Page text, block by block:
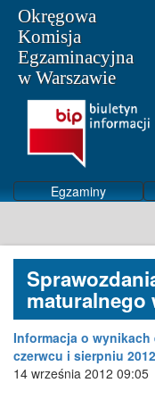
Okręgowa
Komisja
Egzaminacyjna
w Warszawie
Egzaminy
maturalnego
Informacja o wynikach
czerwcu i sierpniu
14 września 2012 09:05